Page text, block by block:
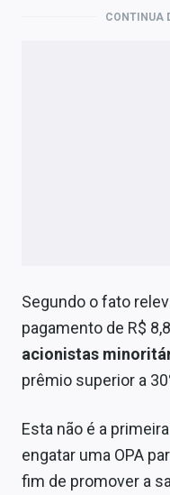
CONTINUA
Segundo o fato
pagamento de R$
acionistas
prêmio superior a
Esta não é a
engatar uma OPA
fim de promover a